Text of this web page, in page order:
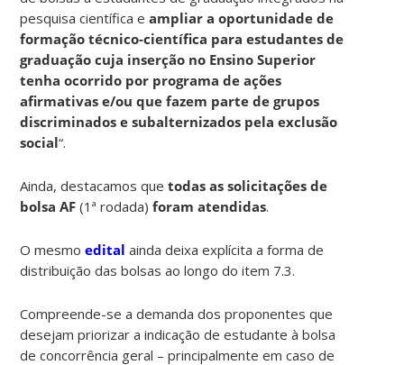
pesquisa científica eampliar a oportunidade de
formação técnico-científica para estudantes de
graduação cuja inserção no Ensino Superior
tenha ocorrido por programa de ações
afirmativas e/ou que fazem parte de grupos
discriminados e subalternizados pela exclusão
social“.
Ainda, destacamos quetodas as solicitações de
bolsa AF (1ª rodada)foram atendidas.
O mesmoedital ainda deixa explícita a forma de
distribuição das bolsas ao longo do item 7.3.
Compreende-se a demanda dos proponentes que
desejam priorizar a indicação de estudante à bolsa
de concorrência geral – principalmente em caso de